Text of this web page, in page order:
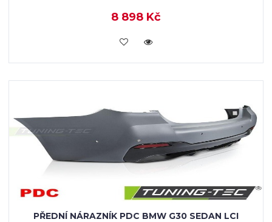
8 898 Kč
KOUPIT
PŘEDNÍ NÁRAZNÍK PDC BMW G30 SEDAN LCI